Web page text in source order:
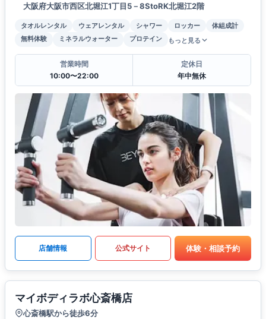
大阪府大阪市西区北堀江1丁目5－8StoRK北堀江2階
タオルレンタル ウェアレンタル シャワー ロッカー
体組成計
無料体験
ミネラルウォーター プロテイン もっと見る
営業時間
10:00〜22:00
定休日
年中無休
店舗情報 公式サイト 体験・相談予約
マイボディラボ心斎橋店
心斎橋駅から徒歩6分